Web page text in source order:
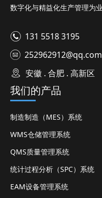
数字化与精益化生产管理为
131 5518 3195
252962912@qq.com
安徽 . 合肥 . 高新区
我们的产品
制造制造（MES）系统
WMS仓储管理系统
QMS质量管理系统
统计过程分析（SPC）系统
EAM设备管理系统